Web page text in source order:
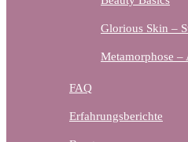
Glorious Skin –
Metamorphose –
FAQ
Erfahrungsberichte